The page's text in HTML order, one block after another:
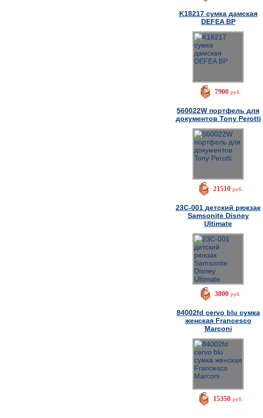
K18217 cумка дамская
DEFEA BP
7900 руб.
560022W портфель для
документов Tony Perotti
21510 руб.
23C-001 детский рюкзак
Samsonite Disney
Ultimate
3800 руб.
84002fd cervo blu сумка
женская Francesco
Marconi
15350 руб.